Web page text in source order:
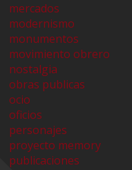
mercados
modernismo
monumentos
movimiento obrero
nostalgia
obras publicas
ocio
oficios
personajes
proyecto memory
publicaciones